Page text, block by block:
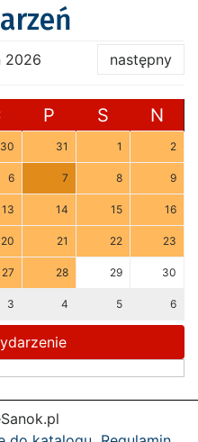
2026 następny
P S N
30 31 1 2
6 7 8 9
13 14 15 16
20 21 22 23
27 28 29 30
3 4 5 6